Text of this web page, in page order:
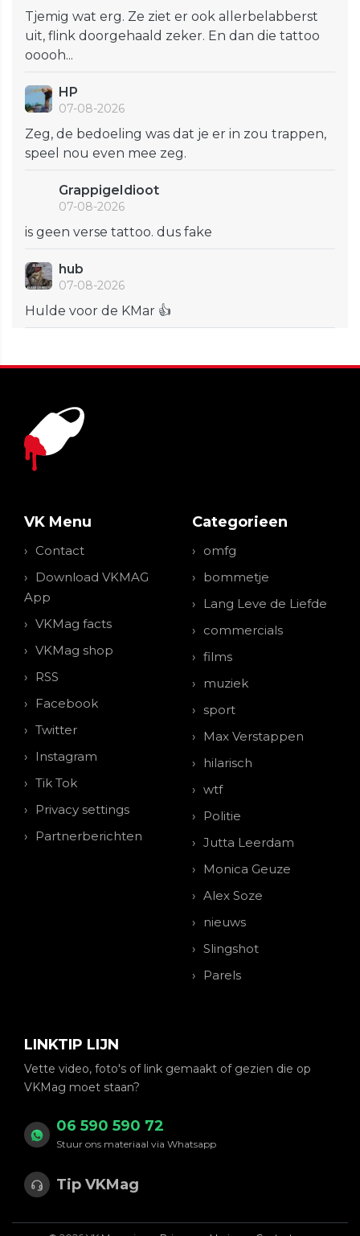
Tjemig wat erg. Ze ziet er ook allerbelabberst
uit, flink doorgehaald zeker. En dan die tattoo
ooooh...
HP
07-08-2026
Zeg, de bedoeling was dat je er in zou trappen,
speel nou even mee zeg.
GrappigeIdioot
07-08-2026
is geen verse tattoo. dus fake
hub
07-08-2026
Hulde voor de KMar 👍
VK Menu
Contact
Download VKMAG
App
VKMag facts
VKMag shop
RSS
Facebook
Twitter
Instagram
Tik Tok
Privacy settings
Partnerberichten
Categorieen
omfg
bommetje
Lang Leve de Liefde
commercials
films
muziek
sport
Max Verstappen
hilarisch
wtf
Politie
Jutta Leerdam
Monica Geuze
Alex Soze
nieuws
Slingshot
Parels
LINKTIP LIJN
Vette video, foto's of link gemaakt of gezien die op
VKMag moet staan?
06 590 590 72
Stuur ons materiaal via Whatsapp
Tip VKMag